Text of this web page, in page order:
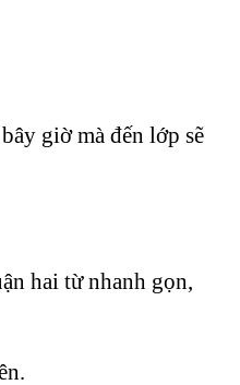
giờ mà đến lớp sẽ
hai từ nhanh gọn,